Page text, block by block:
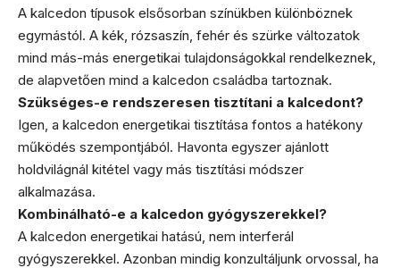
A kalcedon típusok elsősorban színükben különböznek
egymástól. A kék, rózsaszín, fehér és szürke változatok
mind más-más energetikai tulajdonságokkal rendelkeznek,
de alapvetően mind a kalcedon családba tartoznak.
Szükséges-e rendszeresen tisztítani a kalcedont?
Igen, a kalcedon energetikai tisztítása fontos a hatékony
működés szempontjából. Havonta egyszer ajánlott
holdvilágnál kitétel vagy más tisztítási módszer
alkalmazása.
Kombinálható-e a kalcedon gyógyszerekkel?
A kalcedon energetikai hatású, nem interferál
gyógyszerekkel. Azonban mindig konzultáljunk orvossal, ha